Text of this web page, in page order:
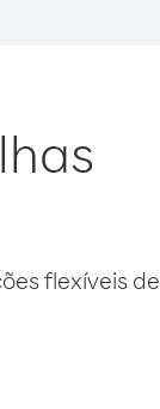
flexíveis de